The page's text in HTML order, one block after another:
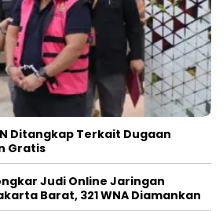
Ditangkap Terkait Dugaan
Gratis
Judi Online Jaringan
Barat, 321 WNA Diamankan